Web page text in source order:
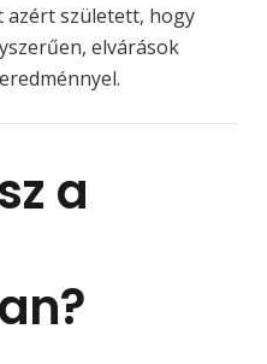
azért született, hogy
elvárások
a